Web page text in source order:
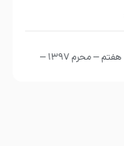
من غلام نوکراتم من عاشق کربلاتم – شور زمینه – شب هفتم – محرم 1397 –